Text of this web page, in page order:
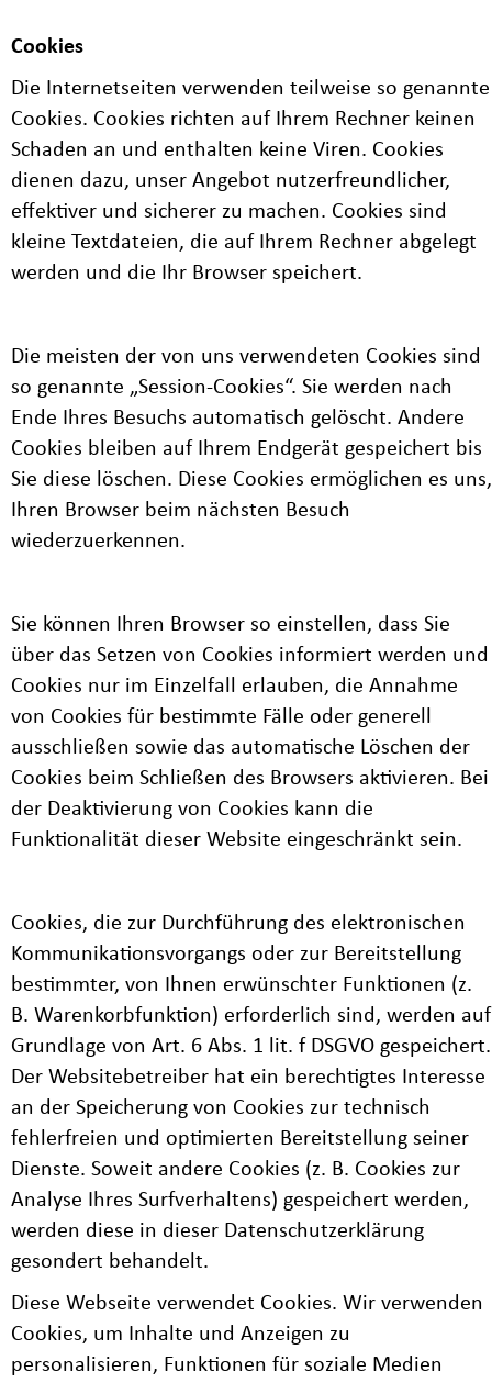
Cookies
Die Internetseiten verwenden teilweise so genannte
Cookies. Cookies richten auf Ihrem Rechner keinen
Schaden an und enthalten keine Viren. Cookies
dienen dazu, unser Angebot nutzerfreundlicher,
effektiver und sicherer zu machen. Cookies sind
kleine Textdateien, die auf Ihrem Rechner abgelegt
werden und die Ihr Browser speichert.
Die meisten der von uns verwendeten Cookies sind
so genannte „Session-Cookies“. Sie werden nach
Ende Ihres Besuchs automatisch gelöscht. Andere
Cookies bleiben auf Ihrem Endgerät gespeichert bis
Sie diese löschen. Diese Cookies ermöglichen es uns,
Ihren Browser beim nächsten Besuch
wiederzuerkennen.
Sie können Ihren Browser so einstellen, dass Sie
über das Setzen von Cookies informiert werden und
Cookies nur im Einzelfall erlauben, die Annahme
von Cookies für bestimmte Fälle oder generell
ausschließen sowie das automatische Löschen der
Cookies beim Schließen des Browsers aktivieren. Bei
der Deaktivierung von Cookies kann die
Funktionalität dieser Website eingeschränkt sein.
Cookies, die zur Durchführung des elektronischen
Kommunikationsvorgangs oder zur Bereitstellung
bestimmter, von Ihnen erwünschter Funktionen (z.
B. Warenkorbfunktion) erforderlich sind, werden auf
Grundlage von Art. 6 Abs. 1 lit. f DSGVO gespeichert.
Der Websitebetreiber hat ein berechtigtes Interesse
an der Speicherung von Cookies zur technisch
fehlerfreien und optimierten Bereitstellung seiner
Dienste. Soweit andere Cookies (z. B. Cookies zur
Analyse Ihres Surfverhaltens) gespeichert werden,
werden diese in dieser Datenschutzerklärung
gesondert behandelt.
Diese Webseite verwendet Cookies. Wir verwenden
Cookies, um Inhalte und Anzeigen zu
personalisieren, Funktionen für soziale Medien